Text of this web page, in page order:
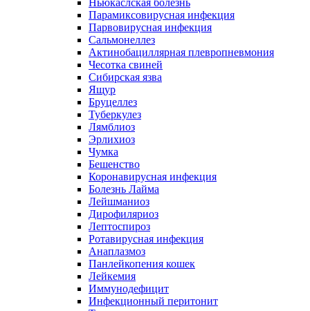
Ньюкаслская болезнь
Парамиксовирусная инфекция
Парвовирусная инфекция
Сальмонеллез
Актинобациллярная плевропневмония
Чесотка свиней
Сибирская язва
Ящур
Бруцеллез
Туберкулез
Лямблиоз
Эрлихиоз
Чумка
Бешенство
Коронавирусная инфекция
Болезнь Лайма
Лейшманиоз
Дирофиляриоз
Лептоспироз
Ротавирусная инфекция
Анаплазмоз
Панлейкопения кошек
Лейкемия
Иммунодефицит
Инфекционный перитонит